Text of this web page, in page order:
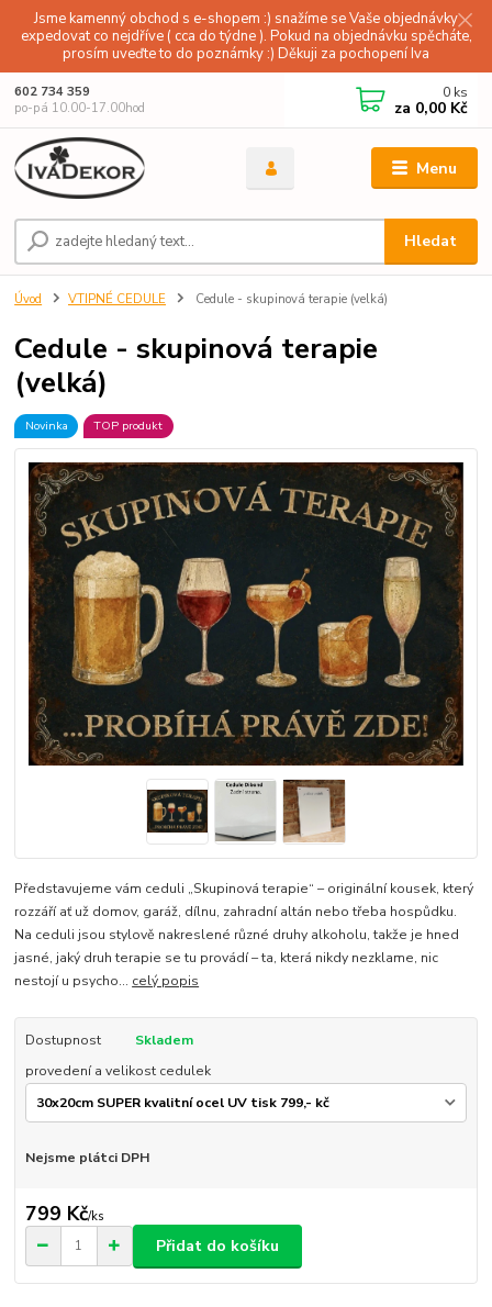
Jsme kamenný obchod s e-shopem :) snažíme se Vaše objednávky
expedovat co nejdříve ( cca do týdne ). Pokud na objednávku spěcháte,
prosím uveďte to do poznámky :) Děkuji za pochopení Iva
Menu
Hledat
602 734 359
po-pá 10.00-17.00hod
0 ks
za 0,00 Kč
Úvod VTIPNÉ CEDULE Cedule - skupinová terapie (velká)
Cedule - skupinová terapie
(velká)
Novinka TOP produkt
Představujeme vám ceduli „Skupinová terapie“ – originální kousek, který
rozzáří ať už domov, garáž, dílnu, zahradní altán nebo třeba hospůdku.
Na ceduli jsou stylově nakreslené různé druhy alkoholu, takže je hned
jasné, jaký druh terapie se tu provádí – ta, která nikdy nezklame, nic
nestojí u psycho... celý popis
Dostupnost
Skladem
provedení a velikost cedulek
Nejsme plátci DPH
799 Kč/ks
Přidat do košíku